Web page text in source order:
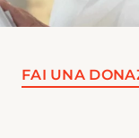
FAI UNA